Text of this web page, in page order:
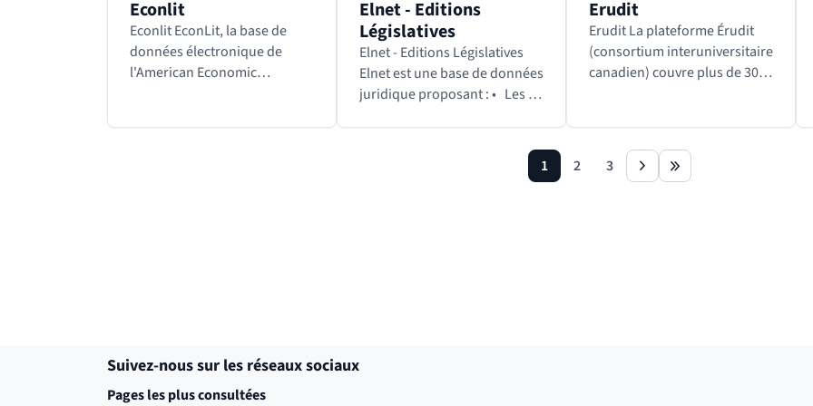
Econlit
Econlit EconLit, la base de
données électronique de
l'American Economic
Elnet - Editions
Législatives
Elnet - Editions Législatives
Elnet est une base de données
juridique proposant : • Les 21
Erudit
Erudit La plateforme Érudit
(consortium interuniversitaire
canadien) couvre plus de 30
et lettres, le droit,…
page
1 page
2 page
3 next last
Suivez-nous sur les réseaux sociaux
Pages les plus consultées